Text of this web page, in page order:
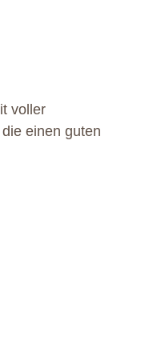
voller
einen guten